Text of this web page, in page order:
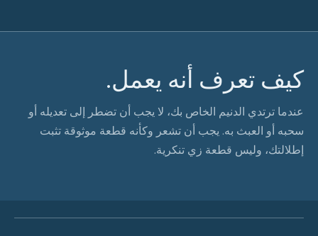
كيف تعرف أنه يعمل.
عندما ترتدي الدنيم الخاص بك، لا يجب أن تضطر إلى تعديله أو
سحبه أو العبث به. يجب أن تشعر وكأنه قطعة موثوقة تثبت
إطلالتك، وليس قطعة زي تنكرية.